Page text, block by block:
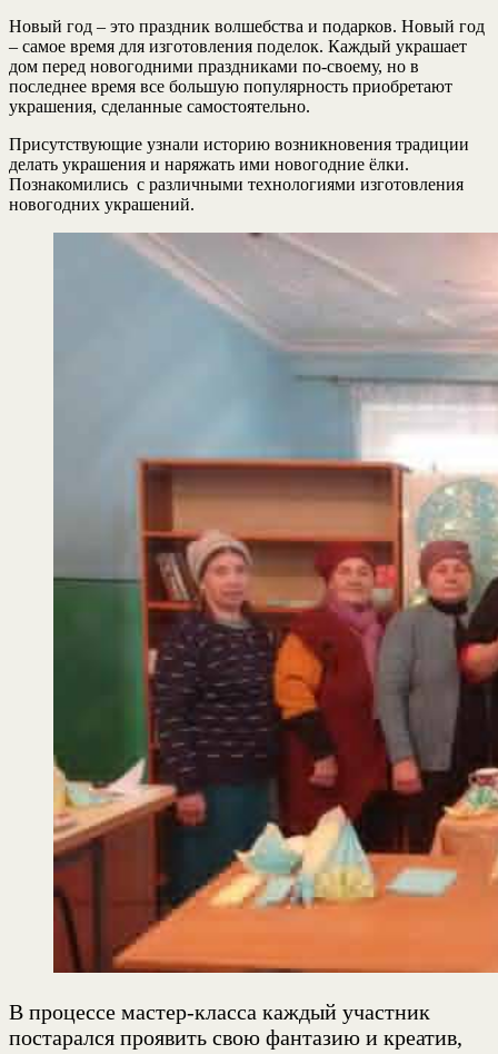
Новый год – это праздник волшебства и подарков. Новый год
– самое время для изготовления поделок. Каждый украшает
дом перед новогодними праздниками по-своему, но в
последнее время все большую популярность приобретают
украшения, сделанные самостоятельно.
Присутствующие узнали историю возникновения традиции
делать украшения и наряжать ими новогодние ёлки.
Познакомились с различными технологиями изготовления
новогодних украшений.
В процессе мастер-класса каждый участник
постарался проявить свою фантазию и креатив,